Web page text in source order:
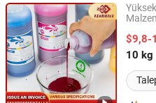
$9,8-
10 kg
Henan Zhongliqi Printing
Henan, China